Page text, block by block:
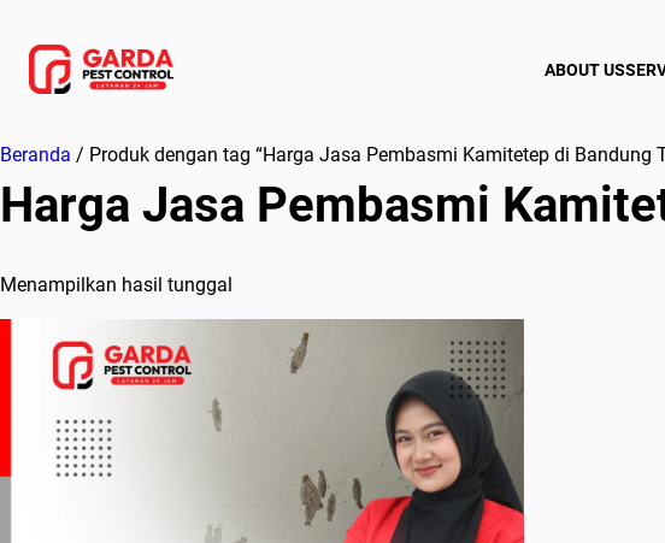
konten
ABOUT US
Beranda / Produk dengan tag “Harga Jasa Pembasmi Kamitetep di Bandung
Harga Jasa Pembasmi
Menampilkan hasil tunggal